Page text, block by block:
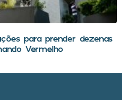
para prender dezenas
Vermelho